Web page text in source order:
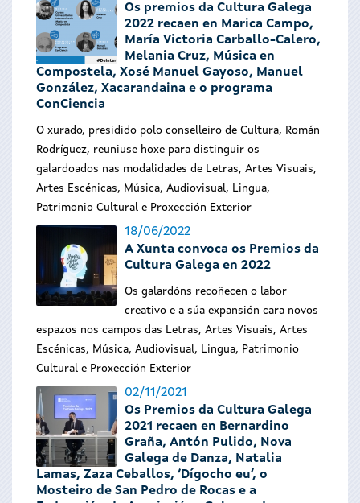
Os premios da Cultura Galega
2022 recaen en Marica Campo,
María Victoria Carballo-Calero,
Melania Cruz, Música en
Compostela, Xosé Manuel Gayoso, Manuel
González, Xacarandaina e o programa
ConCiencia
O xurado, presidido polo conselleiro de Cultura, Román
Rodríguez, reuniuse hoxe para distinguir os
galardoados nas modalidades de Letras, Artes Visuais,
Artes Escénicas, Música, Audiovisual, Lingua,
Patrimonio Cultural e Proxección Exterior
18/06/2022
A Xunta convoca os Premios da
Cultura Galega en 2022
Os galardóns recoñecen o labor
creativo e a súa expansión cara novos
espazos nos campos das Letras, Artes Visuais, Artes
Escénicas, Música, Audiovisual, Lingua, Patrimonio
Cultural e Proxección Exterior
02/11/2021
Os Premios da Cultura Galega
2021 recaen en Bernardino
Graña, Antón Pulido, Nova
Galega de Danza, Natalia
Lamas, Zaza Ceballos, ‘Dígocho eu’, o
Mosteiro de San Pedro de Rocas e a